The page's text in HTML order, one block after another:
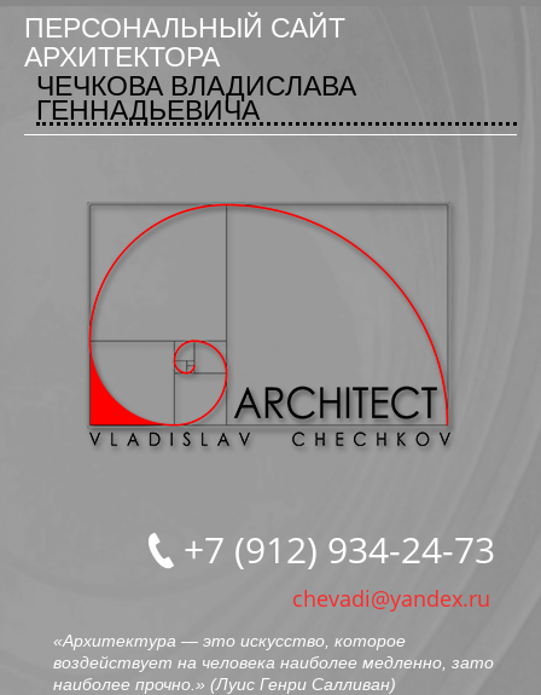
ПЕРСОНАЛЬНЫЙ САЙТ
АРХИТЕКТОРА
ЧЕЧКОВА ВЛАДИСЛАВА
ГЕННАДЬЕВИЧА
+7 (912) 934-24-73
chevadi@yandex.ru
«Архитектура — это искусство, которое
воздействует на человека наиболее медленно, зато
наиболее прочно.» (Луис Генри Салливан)